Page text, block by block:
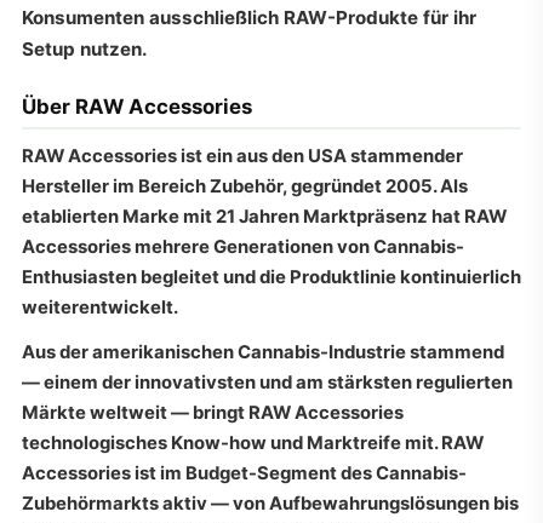
Konsumenten ausschließlich RAW-Produkte für ihr
Setup nutzen.
Über RAW Accessories
RAW Accessories ist ein aus den USA stammender
Hersteller im Bereich Zubehör, gegründet 2005. Als
etablierten Marke mit 21 Jahren Marktpräsenz hat RAW
Accessories mehrere Generationen von Cannabis-
Enthusiasten begleitet und die Produktlinie kontinuierlich
weiterentwickelt.
Aus der amerikanischen Cannabis-Industrie stammend
— einem der innovativsten und am stärksten regulierten
Märkte weltweit — bringt RAW Accessories
technologisches Know-how und Marktreife mit. RAW
Accessories ist im Budget-Segment des Cannabis-
Zubehörmarkts aktiv — von Aufbewahrungslösungen bis